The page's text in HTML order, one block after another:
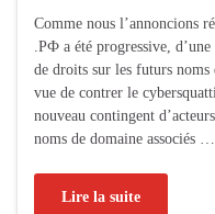
Comme nous l’annoncions
.PФ a été progressive,
de droits sur les futurs
vue de contrer le
nouveau contingent
noms de domaine associés …
Lire la suite